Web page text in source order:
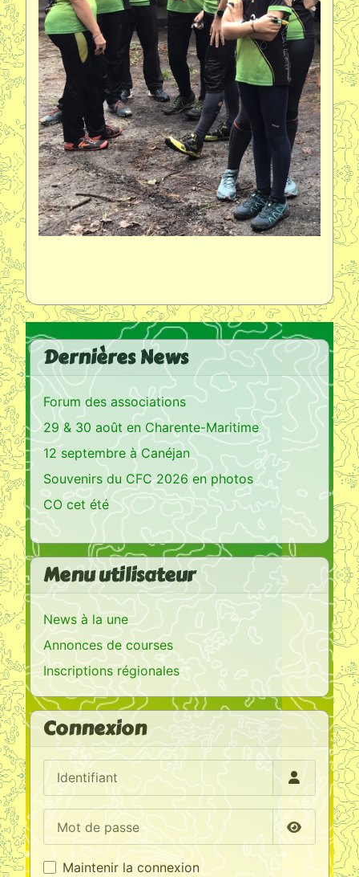
Dernières News
Forum des associations
29 & 30 août en Charente-Maritime
12 septembre à Canéjan
Souvenirs du CFC 2026 en photos
CO cet été
Menu utilisateur
News à la une
Annonces de courses
Inscriptions régionales
Connexion
Identifiant
Mot de passe
Afficher
Maintenir la connexion